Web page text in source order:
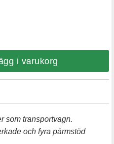
i varukorg
som transportvagn.
och fyra pärmstöd